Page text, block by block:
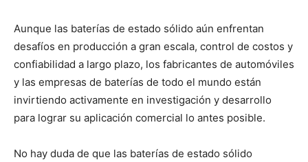
Aunque las baterías de estado sólido aún enfrentan
desafíos en producción a gran escala, control de costos y
confiabilidad a largo plazo, los fabricantes de automóviles
y las empresas de baterías de todo el mundo están
invirtiendo activamente en investigación y desarrollo
para lograr su aplicación comercial lo antes posible.
No hay duda de que las baterías de estado sólido